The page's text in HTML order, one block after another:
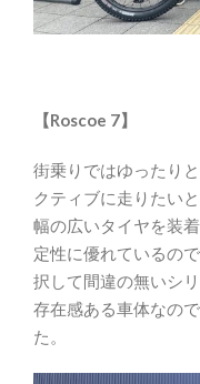
【Roscoe 7】
街乗りではゆったり
クティブに走りたい
幅の広いタイヤを装
定性に優れているの
択して間違の無いシリ
存在感ある車体なの
た。